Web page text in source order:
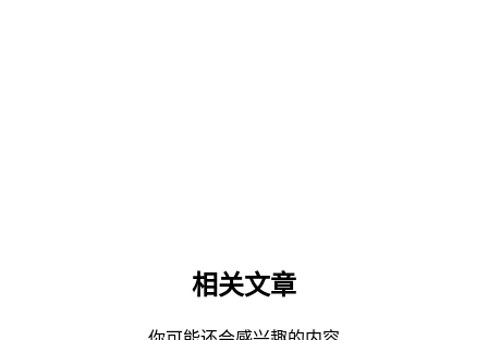
相关文章